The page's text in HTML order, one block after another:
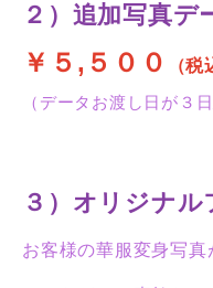
２）追加写真
￥５,５００
（税
（データお渡し日が３
３）オリジナ
お客様の華服変身写